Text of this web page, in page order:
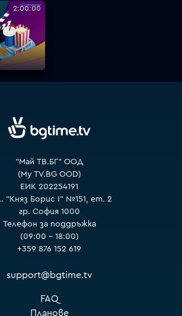
2:00:00
"Май ТВ.БГ" ООД
(My TV.BG OOD)
ЕИК 202254191
"Княз Борис I" №151, ет. 2
гр. София 1000
Телефон за поддръжка
(09:00 – 18:00)
+359 876 152 619
support@bgtime.tv
FAQ
Планове